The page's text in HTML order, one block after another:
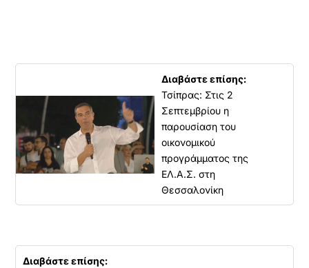
Διαβάστε επίσης:
Τσίπρας: Στις 2
Σεπτεμβρίου η
παρουσίαση του
οικονομικού
προγράμματος της
ΕΛ.Α.Σ. στη
Θεσσαλονίκη
Διαβάστε επίσης: